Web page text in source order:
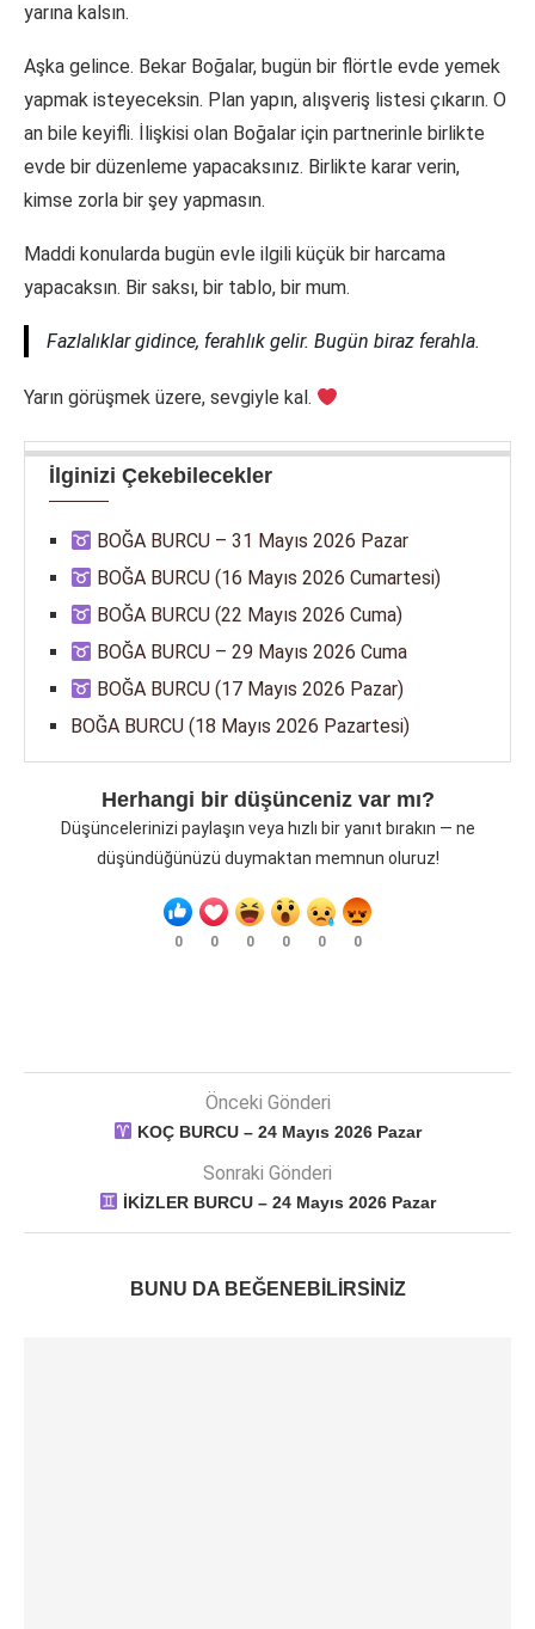
yarına kalsın.
Aşka gelince. Bekar Boğalar, bugün bir flörtle evde yemek
yapmak isteyeceksin. Plan yapın, alışveriş listesi çıkarın. O
an bile keyifli. İlişkisi olan Boğalar için partnerinle birlikte
evde bir düzenleme yapacaksınız. Birlikte karar verin,
kimse zorla bir şey yapmasın.
Maddi konularda bugün evle ilgili küçük bir harcama
yapacaksın. Bir saksı, bir tablo, bir mum.
Fazlalıklar gidince, ferahlık gelir. Bugün biraz ferahla.
Yarın görüşmek üzere, sevgiyle kal.
İlginizi Çekebilecekler
BOĞA BURCU – 31 Mayıs 2026 Pazar
BOĞA BURCU (16 Mayıs 2026 Cumartesi)
BOĞA BURCU (22 Mayıs 2026 Cuma)
BOĞA BURCU – 29 Mayıs 2026 Cuma
BOĞA BURCU (17 Mayıs 2026 Pazar)
BOĞA BURCU (18 Mayıs 2026 Pazartesi)
Herhangi bir düşünceniz var mı?
Düşüncelerinizi paylaşın veya hızlı bir yanıt bırakın — ne
düşündüğünüzü duymaktan memnun oluruz!
0 0 0 0 0 0
Önceki Gönderi
KOÇ BURCU – 24 Mayıs 2026 Pazar
Sonraki Gönderi
İKİZLER BURCU – 24 Mayıs 2026 Pazar
BUNU DA BEĞENEBILIRSINIZ